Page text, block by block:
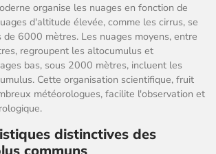
organise les nuages en fonction de
d'altitude élevée, comme les cirrus, se
6000 mètres. Les nuages moyens, entre
regroupent les altocumulus et
bas, sous 2000 mètres, incluent les
Cette organisation scientifique, fruit
météorologues, facilite l'observation et
distinctives des
communs